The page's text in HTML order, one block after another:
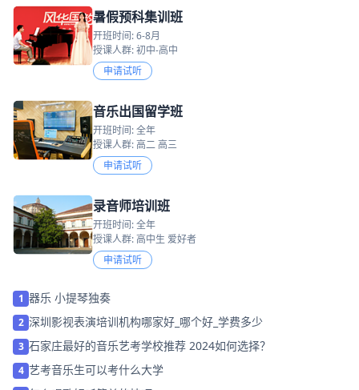
暑假预科集训班
开班时间: 6-8月
授课人群: 初中-高中
申请试听
音乐出国留学班
开班时间: 全年
授课人群: 高二 高三
申请试听
录音师培训班
开班时间: 全年
授课人群: 高中生 爱好者
申请试听
1 器乐 小提琴独奏
2 深圳影视表演培训机构哪家好_哪个好_学费多少
3 石家庄最好的音乐艺考学校推荐 2024如何选择？
4 艺考音乐生可以考什么大学